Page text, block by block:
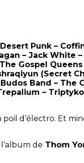
Punk –
– Jack White
Gospel
(Secret
Band – The
–
d’électro. Et
de Thom